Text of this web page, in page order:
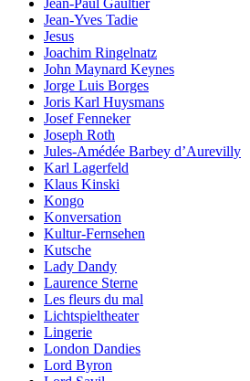
Jean-Yves Tadie
Jesus
Joachim Ringelnatz
John Maynard Keynes
Jorge Luis Borges
Joris Karl Huysmans
Josef Fenneker
Joseph Roth
Jules-Amédée Barbey d’Aurevilly
Karl Lagerfeld
Klaus Kinski
Kongo
Konversation
Kultur-Fernsehen
Kutsche
Lady Dandy
Laurence Sterne
Les fleurs du mal
Lichtspieltheater
Lingerie
London Dandies
Lord Byron